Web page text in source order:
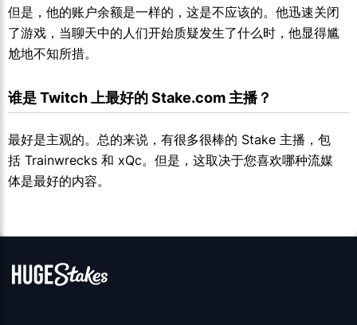
但是，他的账户余额是一样的，这是不应该的。他迅速关闭
了游戏，当聊天中的人们开始质疑发生了什么时，他显得尴
尬地不知所措。
谁是 Twitch 上最好的 Stake.com 主播？
最好是主观的。总的来说，有很多很棒的 Stake 主播，包
括 Trainwrecks 和 xQc。但是，这取决于您喜欢哪种流媒
体是最好的内容。